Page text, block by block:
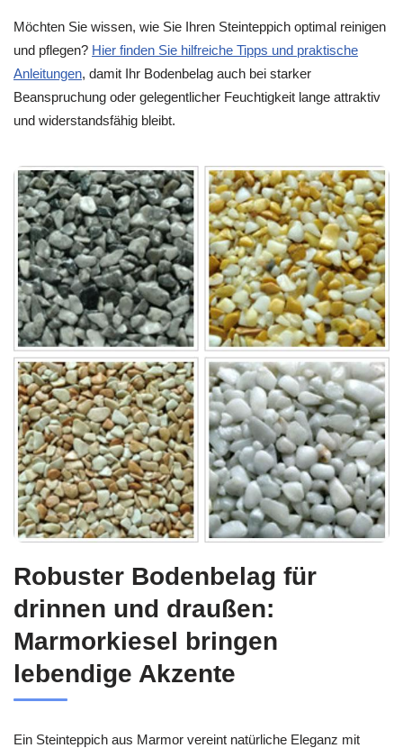
Möchten Sie wissen, wie Sie Ihren Steinteppich optimal reinigen
und pflegen? Hier finden Sie hilfreiche Tipps und praktische
Anleitungen, damit Ihr Bodenbelag auch bei starker
Beanspruchung oder gelegentlicher Feuchtigkeit lange attraktiv
und widerstandsfähig bleibt.
Robuster Bodenbelag für
drinnen und draußen:
Marmorkiesel bringen
lebendige Akzente
Ein Steinteppich aus Marmor vereint natürliche Eleganz mit